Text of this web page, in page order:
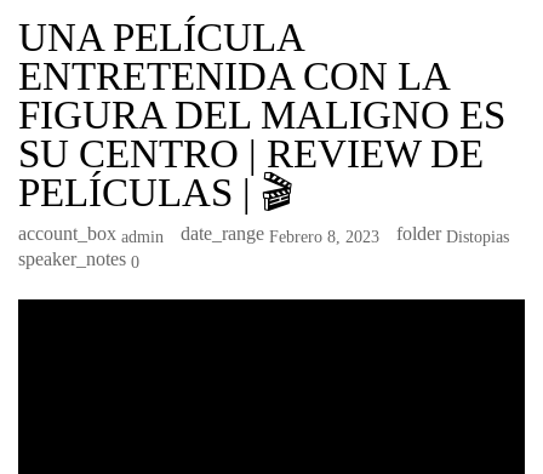
UNA PELÍCULA
ENTRETENIDA CON LA
FIGURA DEL MALIGNO ES
SU CENTRO | REVIEW DE
PELÍCULAS | 🎬
account_box Admin date_range Febrero 8, 2023 folder Distopias
speaker_notes 0